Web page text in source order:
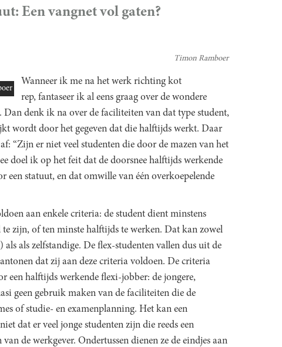
Een vangnet vol gaten?
Timon Ramboer
Wanneer ik me na het werk richting kot
rep, fantaseer ik al eens graag over de wondere
Dan denk ik na over de faciliteiten van dat type student,
wordt door het gegeven dat die halftijds werkt. Daar
“Zijn er niet veel studenten die door de mazen van het
doel ik op het feit dat de doorsnee halftijds werkende
statuut, en dat omwille van één overkoepelende
aan enkele criteria: de student dient minstens
zijn, of ten minste halftijds te werken. Dat kan zowel
als zelfstandige. De flex-studenten vallen dus uit de
dat zij aan deze criteria voldoen. De criteria
een halftijds werkende flexi-jobber: de jongere,
geen gebruik maken van de faciliteiten die de
of studie- en examenplanning. Het kan een
dat er veel jonge studenten zijn die reeds een
de werkgever. Ondertussen dienen ze de eindjes aan